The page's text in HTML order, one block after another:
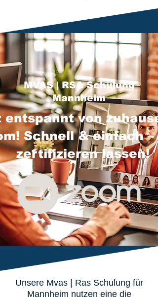
MVAS | RSA Schulung
Mannheim
entspannt von
Schnell & einfach –
zertifizieren lassen!
Unsere Mvas | Ras Schulung für
Mannheim nutzen eine die